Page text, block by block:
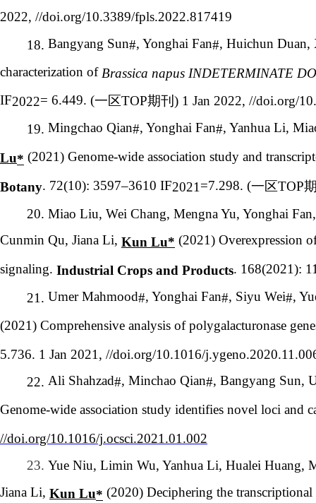
2022, //doi.org/10.3389/fpls.2022.817419
18. Bangyang Sun#, Yonghai Fan#, Huichun Duan,
characterization ofBrassica napus INDETERMINATE
IF2022= 6.449. (一区TOP期刊 ) 1 Jan 2022, //doi.org/
19. Mingchao Qian#, Yonghai Fan#, Yanhua Li,
Lu* (2021) Genome-wide association study and
Botany. 72(10): 3597–3610 IF2021 =7.298. (一区TOP
20. Miao Liu, Wei Chang, Mengna Yu, Yonghai
Cunmin Qu, Jiana Li, Kun Lu* (2021) Overexpression
signaling. Industrial Crops and Products. 168(2021):
21. Umer Mahmood#, Yonghai Fan#, Siyu Wei#,
(2021) Comprehensive analysis of polygalacturonase
5.736. 1 Jan 2021, //doi.org/10.1016/
22. Ali Shahzad#, Minchao Qian#, Bangyang Sun,
Genome-wide association study identifies novel loci and
//doi.org/10.1016/j.ocsci.2021.01.002
23. Yue Niu, Limin Wu, Yanhua Li, Hualei Huang,
Jiana Li, Kun Lu* (2020) Deciphering the